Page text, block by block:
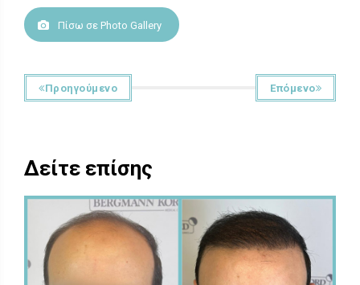
Πίσω σε Photo Gallery
Προηγούμενο Επόμενο
Δείτε επίσης